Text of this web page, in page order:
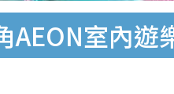
AEON室內